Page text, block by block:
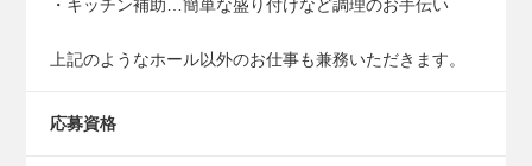
・キッチン補助…簡単な盛り付けなど調理のお手伝い
上記のようなホール以外のお仕事も兼務いただきます。
応募資格